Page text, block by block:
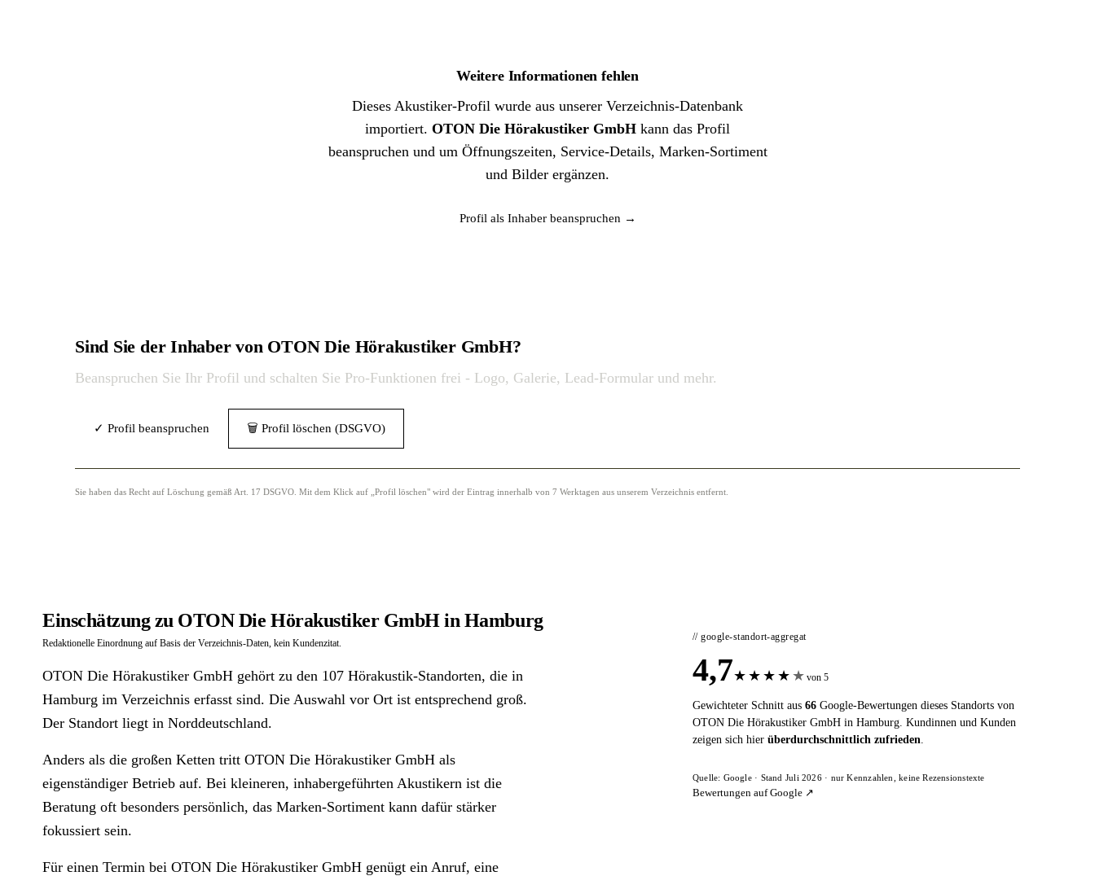
Weitere Informationen fehlen
Dieses Akustiker-Profil wurde aus unserer Verzeichnis-Datenbank
importiert. OTON Die Hörakustiker GmbH kann das Profil
beanspruchen und um Öffnungszeiten, Service-Details, Marken-Sortiment
und Bilder ergänzen.
Profil als Inhaber beanspruchen →
Sind Sie der Inhaber von OTON Die Hörakustiker GmbH?
Beanspruchen Sie Ihr Profil und schalten Sie Pro-Funktionen frei - Logo, Galerie, Lead-Formular und mehr.
✓ Profil beanspruchen 🗑 Profil löschen (DSGVO)
Sie haben das Recht auf Löschung gemäß Art. 17 DSGVO. Mit dem Klick auf „Profil löschen" wird der Eintrag innerhalb von 7 Werktagen aus unserem Verzeichnis entfernt.
Einschätzung zu OTON Die Hörakustiker GmbH in Hamburg
Redaktionelle Einordnung auf Basis der Verzeichnis-Daten, kein Kundenzitat.
OTON Die Hörakustiker GmbH gehört zu den 107 Hörakustik-Standorten, die in
Hamburg im Verzeichnis erfasst sind. Die Auswahl vor Ort ist entsprechend groß.
Der Standort liegt in Norddeutschland.
Anders als die großen Ketten tritt OTON Die Hörakustiker GmbH als
eigenständiger Betrieb auf. Bei kleineren, inhabergeführten Akustikern ist die
Beratung oft besonders persönlich, das Marken-Sortiment kann dafür stärker
fokussiert sein.
Für einen Termin bei OTON Die Hörakustiker GmbH genügt ein Anruf, eine
// google-standort-aggregat
4,7★ ★ ★ ★ ★ von 5
Gewichteter Schnitt aus 66Google-Bewertungen dieses Standorts von
OTON Die Hörakustiker GmbH in Hamburg. Kundinnen und Kunden
zeigen sich hier überdurchschnittlich zufrieden.
Quelle: Google · Stand Juli 2026 · nur Kennzahlen, keine Rezensionstexte
Bewertungen auf Google ↗